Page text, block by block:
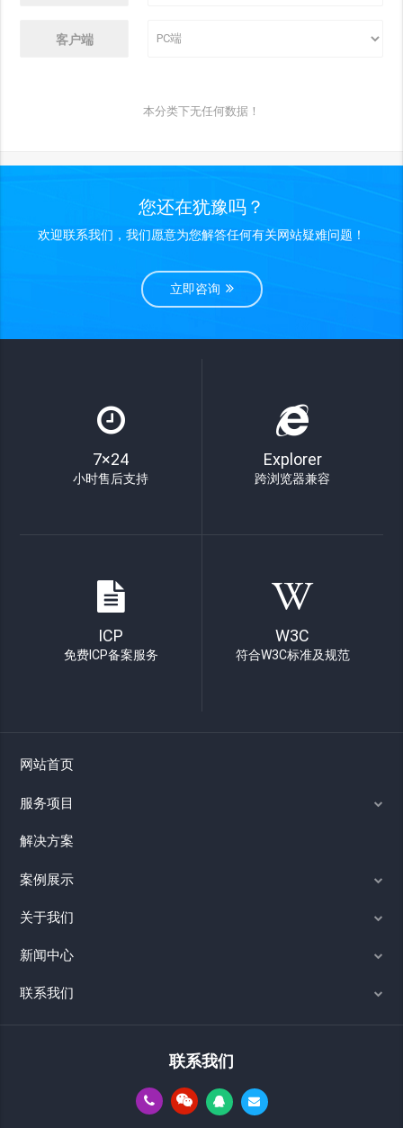
客户端
本分类下无任何数据！
您还在犹豫吗？
欢迎联系我们，我们愿意为您解答任何有关网站疑难问题！
立即咨询
7×24
小时售后支持
Explorer
跨浏览器兼容
ICP
免费ICP备案服务
W3C
符合W3C标准及规范
网站首页
服务项目
解决方案
案例展示
关于我们
新闻中心
联系我们
联系我们